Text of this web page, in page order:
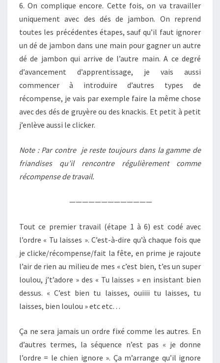
6. On complique encore. Cette fois, on va travailler
uniquement avec des dés de jambon. On reprend
toutes les précédentes étapes, sauf qu’il faut ignorer
un dé de jambon dans une main pour gagner un autre
dé de jambon qui arrive de l’autre main. A ce degré
d’avancement d’apprentissage, je vais aussi
commencer à introduire d’autres types de
récompense, je vais par exemple faire la même chose
avec des dés de gruyère ou des knackis. Et petit à petit
j’enlève aussi le clicker.
Note : Par contre je reste toujours dans la gamme de
friandises qu’il rencontre régulièrement comme
récompense de travail.
—————————————
Tout ce premier travail (étape 1 à 6) est codé avec
l’ordre « Tu laisses ». C’est-à-dire qu’à chaque fois que
je clicke/récompense/fait la fête, en prime je rajoute
l’air de rien au milieu de mes « c’est bien, t’es un super
loulou, j’t’adore » des « Tu laisses » en insistant bien
dessus. « C’est bien tu laisses, ouiiii tu laisses, tu
laisses, bien loulou » etc etc…
Ça ne sera jamais un ordre fixé comme les autres. En
d’autres termes, la séquence n’est pas « je donne
l’ordre = le chien ignore ». Ça m’arrange qu’il ignore